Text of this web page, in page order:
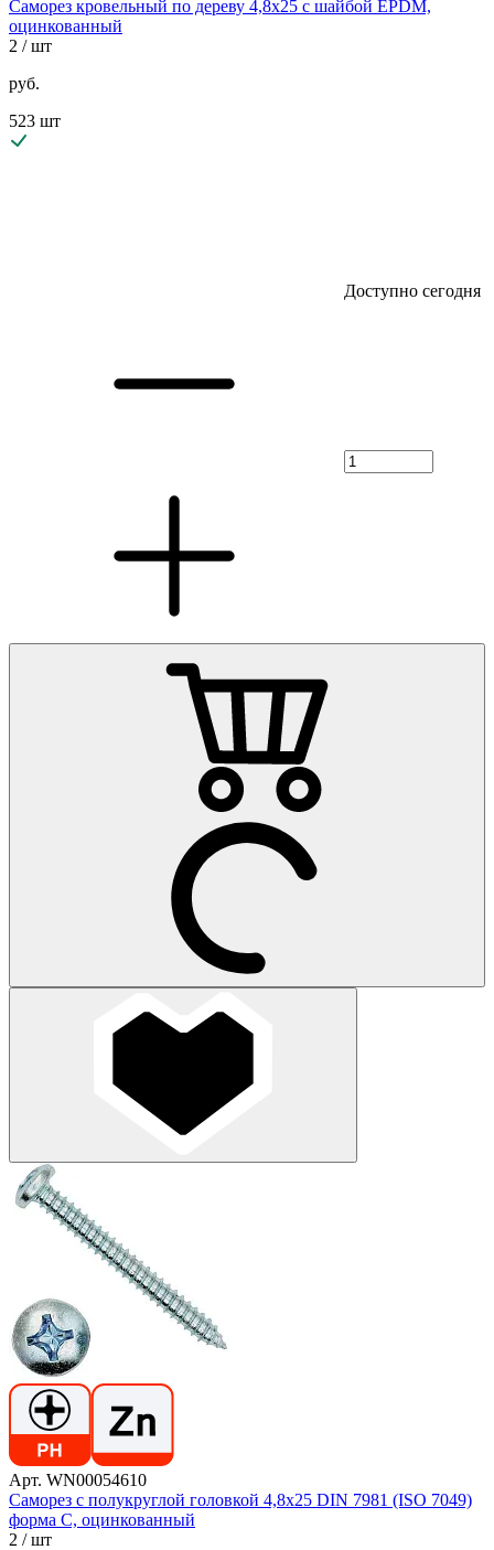
Саморез кровельный по дереву 4,8х25 с шайбой EPDM,
оцинкованный
2 / шт
руб.
523 шт
Доступно сегодня
Арт. WN00054610
Саморез с полукруглой головкой 4,8х25 DIN 7981 (ISO 7049)
форма C, оцинкованный
2 / шт